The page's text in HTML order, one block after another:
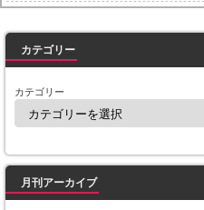
カテゴリー
カテゴリー
月刊アーカイブ